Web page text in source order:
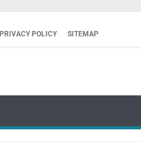
PRIVACY POLICY SITEMAP